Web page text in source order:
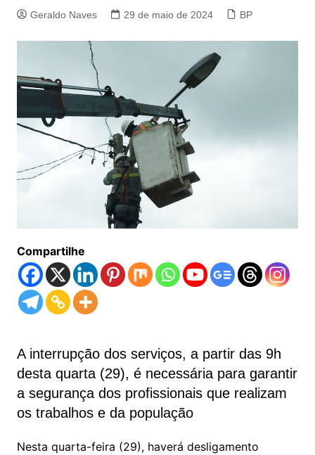
Geraldo Naves 29 de maio de 2024 BP
Compartilhe
A interrupção dos serviços, a partir das 9h
desta quarta (29), é necessária para garantir
a segurança dos profissionais que realizam
os trabalhos e da população
Nesta quarta-feira (29), haverá desligamento